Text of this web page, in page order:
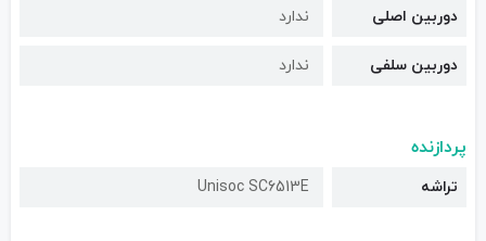
دوربین اصلی ندارد
دوربین سلفی ندارد
پردازنده
تراشه Unisoc SC6513E